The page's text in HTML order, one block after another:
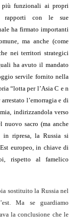
più funzionali ai propri
rapporti con le sue
ha firmato importanti
ma anche (come
nei territori strategici
ha avuto il mandato
servile fornito nella
“lotta per l’Asia C e n
l’emorragia e di
indirizzandola verso
nuovo sacro (ma anche
in ripresa, la Russia si
europeo, in chiave di
rispetto al famelico
sostituito la Russia nel
Ma se guardiamo
la conclusione che le